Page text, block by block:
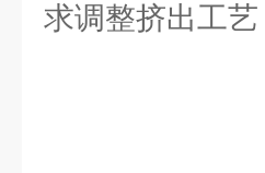
求调整挤出工